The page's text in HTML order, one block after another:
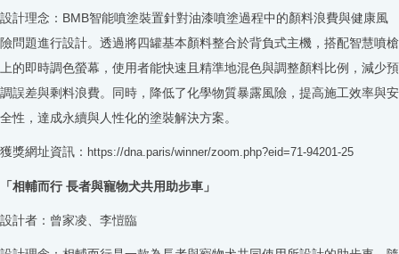
設計理念：BMB智能噴塗裝置針對油漆噴塗過程中的顏料浪費與健康風
險問題進行設計。透過將四罐基本顏料整合於背負式主機，搭配智慧噴槍
上的即時調色螢幕，使用者能快速且精準地混色與調整顏料比例，減少預
調誤差與剩料浪費。同時，降低了化學物質暴露風險，提高施工效率與安
全性，達成永續與人性化的塗裝解決方案。
獲獎網址資訊 ： https://dna.paris/winner/zoom.php?eid=71-94201-25
「相輔而行 長者與寵物犬共用助步車」
設計者：曾家凌、李愷臨